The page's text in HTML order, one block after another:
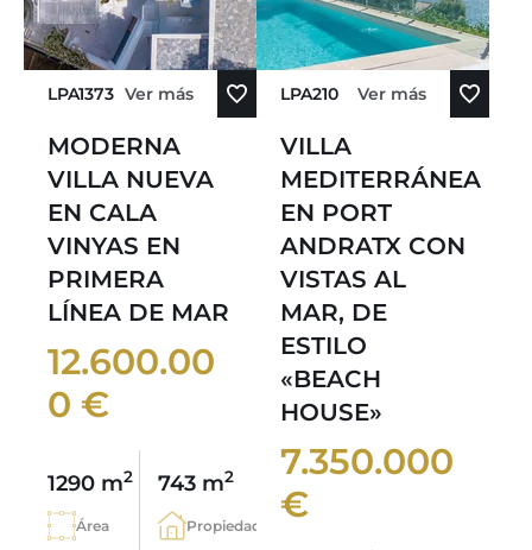
LPA1373 Ver más
MODERNA
VILLA NUEVA
EN CALA
VINYAS EN
PRIMERA
LÍNEA DE MAR
12.600.00
0 €
1290 m2
Área
743 m2
Propiedad
LPA210 Ver más
VILLA
MEDITERRÁNEA
EN PORT
ANDRATX CON
VISTAS AL
MAR, DE
ESTILO
«BEACH
HOUSE»
7.350.000
€